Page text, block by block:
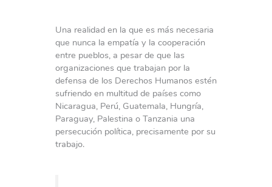
Una realidad en la que es más necesaria
que nunca la empatía y la cooperación
entre pueblos, a pesar de que las
organizaciones que trabajan por la
defensa de los Derechos Humanos estén
sufriendo en multitud de países como
Nicaragua, Perú, Guatemala, Hungría,
Paraguay, Palestina o Tanzania una
persecución política, precisamente por su
trabajo.